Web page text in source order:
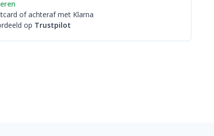
of achteraf met Klarna
op Trustpilot